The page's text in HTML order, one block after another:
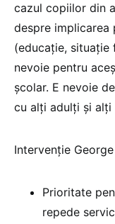
cazul copiilor din
despre implicarea
(educație, situație
nevoie pentru
școlar. E nevoie
cu alți adulți și alți
Intervenție
Prioritate
repede